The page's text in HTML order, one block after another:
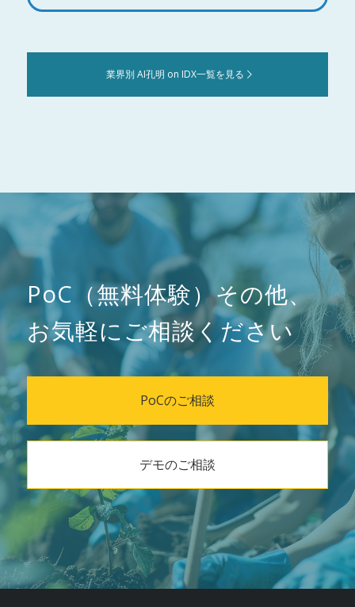
業界別 AI孔明 on IDX一覧を見る
PoC（無料体験）その他、
お気軽にご相談ください
PoCのご相談
デモのご相談